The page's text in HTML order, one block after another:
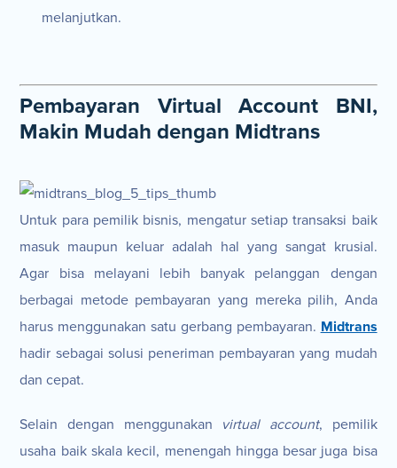
melanjutkan.
Pembayaran Virtual Account BNI,
Makin Mudah dengan Midtrans
Untuk para pemilik bisnis, mengatur setiap transaksi baik
masuk maupun keluar adalah hal yang sangat krusial.
Agar bisa melayani lebih banyak pelanggan dengan
berbagai metode pembayaran yang mereka pilih, Anda
harus menggunakan satu gerbang pembayaran. Midtrans
hadir sebagai solusi peneriman pembayaran yang mudah
dan cepat.
Selain dengan menggunakan virtual account, pemilik
usaha baik skala kecil, menengah hingga besar juga bisa